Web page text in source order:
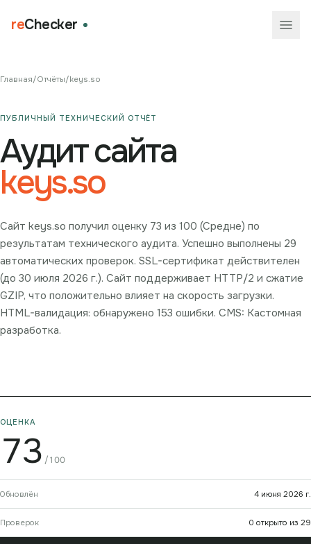
reChecker
Главная/Отчёты/keys.so
ПУБЛИЧНЫЙ ТЕХНИЧЕСКИЙ ОТЧЁТ
Аудит сайта
keys.so
Сайт keys.so получил оценку 73 из 100 (Средне) по
результатам технического аудита. Успешно выполнены 29
автоматических проверок. SSL-сертификат действителен
(до 30 июля 2026 г.). Сайт поддерживает HTTP/2 и сжатие
GZIP, что положительно влияет на скорость загрузки.
HTML-валидация: обнаружено 153 ошибки. CMS: Кастомная
разработка.
ОЦЕНКА
73 /100
Обновлён 4 июня 2026 г.
Проверок 0 открыто из 29